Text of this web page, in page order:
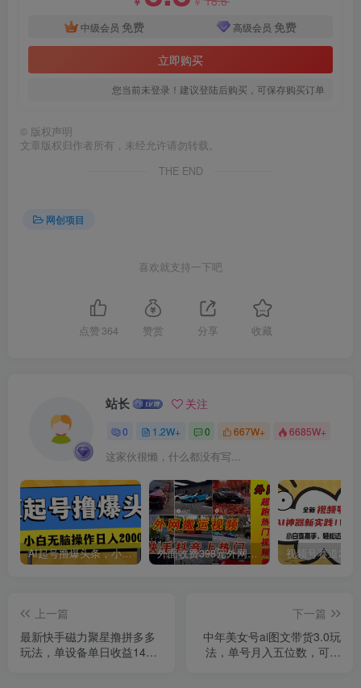
中级会员 免费 高级会员 免费
立即购买
您当前未登录！建议登陆后购买，可保存购买订单
© 版权声明
文章版权归作者所有，未经允许请勿转载。
THE END
网创项目
喜欢就支持一下吧
点赞 364 赞赏 分享 收藏
站长 关注
0 1.2W+ 0 667W+ 6685W+
这家伙很懒，什么都没有写...
AI起号撸爆头条，小白也能操作，日入2000+ 外面收费398元外网超跑豪车汽车视频搬运至快手抖音上热门项目
上一篇
最新快手磁力聚星撸拼多多
玩法，单设备单日收益14—
下一篇
中年美女号ai图文带货3.0玩
法，单号月入五位数，可多